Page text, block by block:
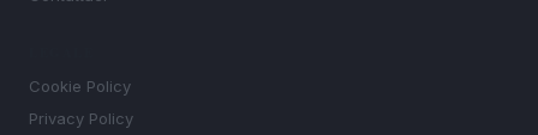
Cookie Policy
Privacy Policy